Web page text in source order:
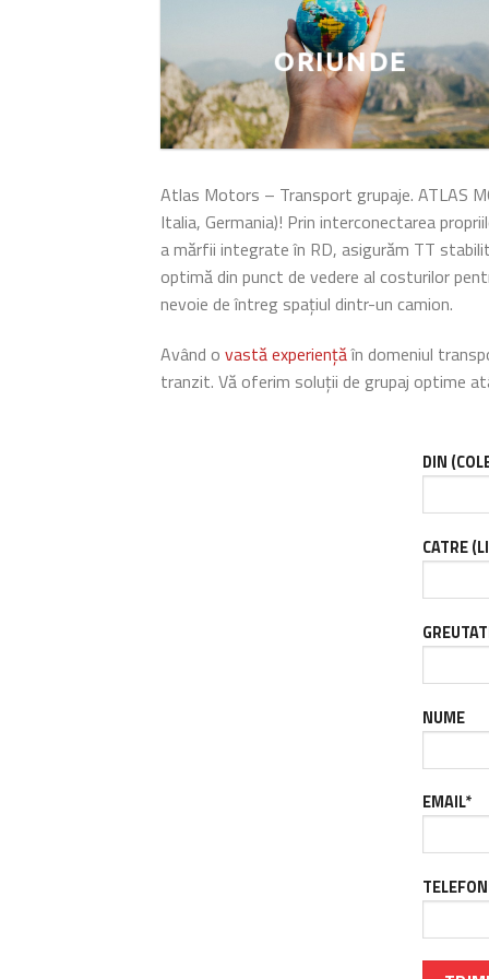
ORIUNDE
Atlas Motors – Transport grupaje. ATLAS
Italia, Germania)! Prin interconectarea
a mărfii integrate în RD, asigurăm TT
optimă din punct de vedere al costurilor
nevoie de întreg spațiul dintr-un camion.
Având o vastă experiențăîn domeniul
tranzit. Vă oferim soluții de grupaj optime
DIN
CATRE
NUME
EMAIL*